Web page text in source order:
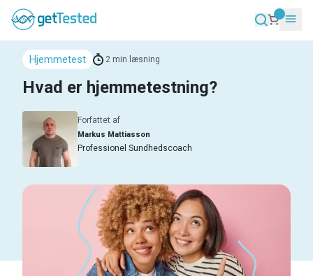
Hjemmetest 2 min læsning
Hvad er hjemmetestning?
Forfattet af
Markus Mattiasson
Professionel Sundhedscoach